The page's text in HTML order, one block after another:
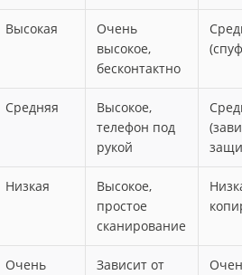
Высокая
Очень
высокое,
бесконтактно
Средняя
Высокое,
телефон под
рукой
Низкая
Высокое,
простое
сканирование
Очень
Зависит от